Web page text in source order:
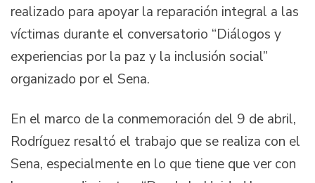
realizado para apoyar la reparación integral a las
víctimas durante el conversatorio “Diálogos y
experiencias por la paz y la inclusión social”
organizado por el Sena.
En el marco de la conmemoración del 9 de abril,
Rodríguez resaltó el trabajo que se realiza con el
Sena, especialmente en lo que tiene que ver con